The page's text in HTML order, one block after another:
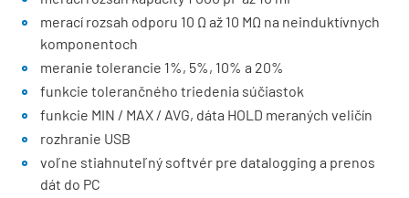
merací rozsah odporu 10 Ω až 10 MΩ na neinduktívnych
komponentoch
meranie tolerancie 1%, 5%, 10% a 20%
funkcie tolerančného triedenia súčiastok
funkcie MIN / MAX / AVG, dáta HOLD meraných veličín
rozhranie USB
voľne stiahnuteľný softvér pre datalogging a prenos
dát do PC